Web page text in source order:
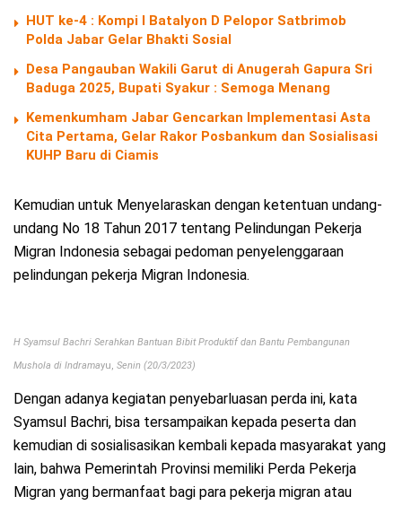
HUT ke-4 : Kompi I Batalyon D Pelopor Satbrimob
Polda Jabar Gelar Bhakti Sosial
Desa Pangauban Wakili Garut di Anugerah Gapura Sri
Baduga 2025, Bupati Syakur : Semoga Menang
Kemenkumham Jabar Gencarkan Implementasi Asta
Cita Pertama, Gelar Rakor Posbankum dan Sosialisasi
KUHP Baru di Ciamis
Kemudian untuk Menyelaraskan dengan ketentuan undang-
undang No 18 Tahun 2017 tentang Pelindungan Pekerja
Migran Indonesia sebagai pedoman penyelenggaraan
pelindungan pekerja Migran Indonesia.
H Syamsul Bachri Serahkan Bantuan Bibit Produktif dan Bantu Pembangunan
Mushola di Indramayu, Senin (20/3/2023)
Dengan adanya kegiatan penyebarluasan perda ini, kata
Syamsul Bachri, bisa tersampaikan kepada peserta dan
kemudian di sosialisasikan kembali kepada masyarakat yang
lain, bahwa Pemerintah Provinsi memiliki Perda Pekerja
Migran yang bermanfaat bagi para pekerja migran atau